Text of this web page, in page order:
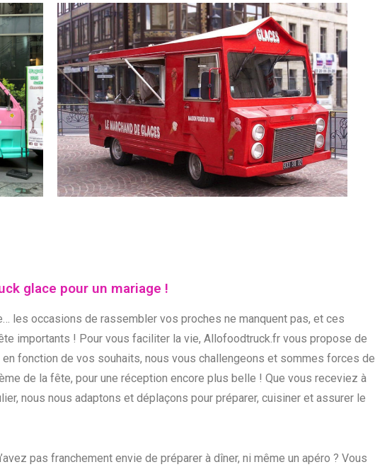
glace pour un mariage !
les occasions de rassembler vos proches ne manquent pas, et ces
importants ! Pour vous faciliter la vie, Allofoodtruck.fr vous propose de
fonction de vos souhaits, nous vous challengeons et sommes forces de
de la fête, pour une réception encore plus belle ! Que vous receviez à
nous nous adaptons et déplaçons pour préparer, cuisiner et assurer le
pas franchement envie de préparer à dîner, ni même un apéro ? Vous